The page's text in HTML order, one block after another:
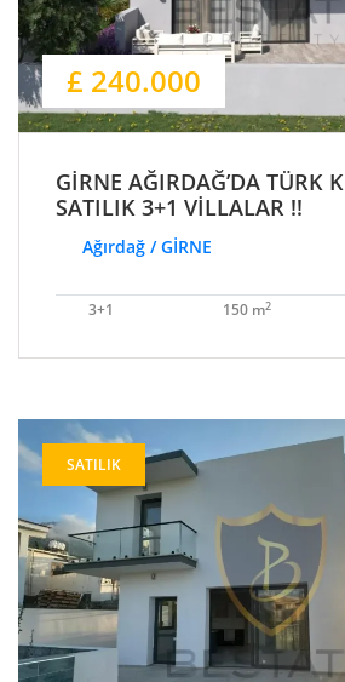
£ 240.000
GİRNE AĞIRDAĞ’DA TÜRK
SATILIK 3+1 VİLLALAR !!
Ağırdağ / GİRNE
3+1 150 m2
SATILIK